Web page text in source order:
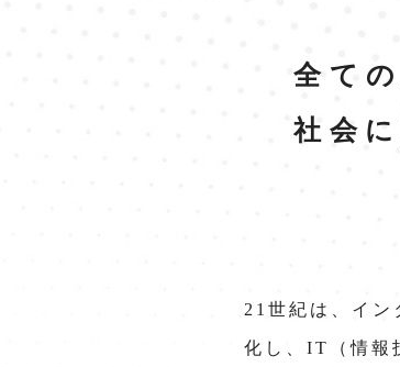
全て
社会
21世紀は、イン
化し、IT（情報